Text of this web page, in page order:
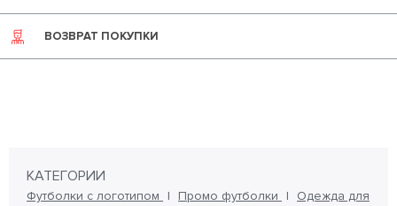
ВОЗВРАТ ПОКУПКИ
КАТЕГОРИИ
Футболки с логотипом Промо футболки
Одежда для